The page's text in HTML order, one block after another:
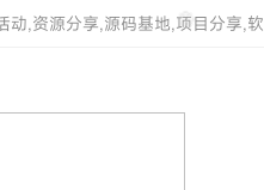
动,资源分享,源码基地,项目分享,软